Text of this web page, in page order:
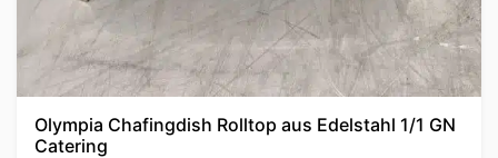
Olympia Chafingdish Rolltop aus Edelstahl 1/1 GN
Catering